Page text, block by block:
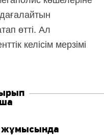
өтті. Ал
келісім мерзімі
жұмысында